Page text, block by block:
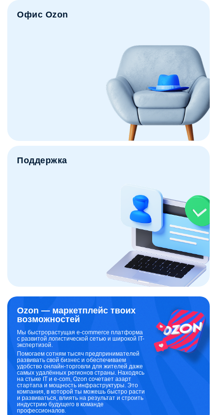
Офис Ozon
Поддержка
Ozon — маркетплейс твоих
возможностей
Мы быстрорастущая e-commerce платформа
с развитой логистической сетью и широкой IT-
экспертизой.
Помогаем сотням тысяч предпринимателей
развивать свой бизнес и обеспечиваем
удобство онлайн-торговли для жителей даже
самых удалённых регионов страны. Находясь
на стыке IT и e-com, Ozon сочетает азарт
стартапа и мощность инфраструктуры. Это
компания, в которой ты можешь быстро расти
и развиваться, влиять на результат и строить
индустрию будущего в команде
профессионалов.